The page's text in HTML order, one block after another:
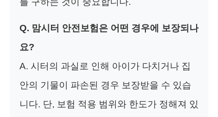
Q. 맘시터 안전보험은 어떤 경우에 보장되나
요?
A. 시터의 과실로 인해 아이가 다치거나 집
안의 기물이 파손된 경우 보장받을 수 있습
니다. 단, 보험 적용 범위와 한도가 정해져 있